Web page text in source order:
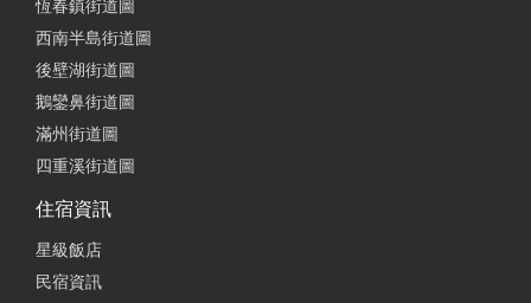
恆春鎮街道圖
西南半島街道圖
後壁湖街道圖
鵝鑾鼻街道圖
滿州街道圖
四重溪街道圖
住宿資訊
星級飯店
民宿資訊